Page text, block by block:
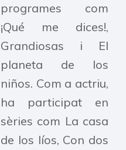
programes com
¡Qué me dices!,
Grandiosas i El
planeta de los
niños. Com a actriu,
ha participat en
sèries com La casa
de los líos, Con dos